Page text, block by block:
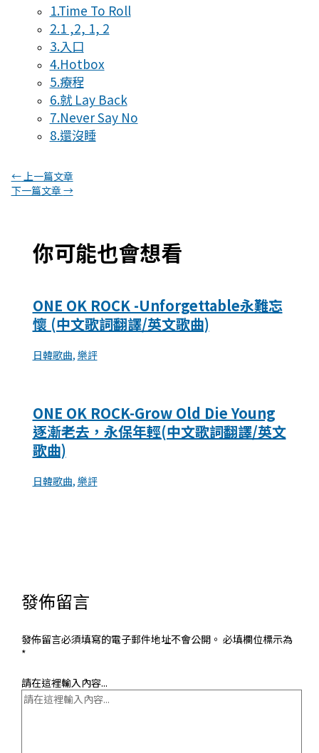
1.Time To Roll
2.1 ,2, 1, 2
3.入口
4.Hotbox
5.療程
6.就 Lay Back
7.Never Say No
8.還沒睡
←上一篇文章
下一篇文章 →
你可能也會想看
ONE OK ROCK -Unforgettable永難忘
懷 (中文歌詞翻譯/英文歌曲)
日韓歌曲, 樂評
ONE OK ROCK-Grow Old Die Young
逐漸老去，永保年輕(中文歌詞翻譯/英文
歌曲)
日韓歌曲, 樂評
發佈留言
發佈留言必須填寫的電子郵件地址不會公開。 必填欄位標示為
*
請在這裡輸入內容...